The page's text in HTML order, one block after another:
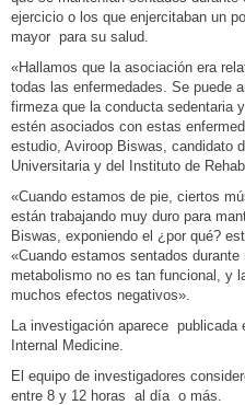
ejercicio o los que enjercitaban un
mayor para su salud.
«Hallamos que la asociación era
todas las enfermedades. Se puede
firmeza que la conducta sedentaria
estén asociados con estas
estudio, Aviroop Biswas, candidato
Universitaria y del Instituto de
«Cuando estamos de pie, ciertos
están trabajando muy duro para
Biswas, exponiendo el ¿por qué?
«Cuando estamos sentados
metabolismo no es tan funcional, y
muchos efectos negativos».
La investigación aparece
Internal Medicine.
El equipo de investigadores
entre 8 y 12 horas al día o más.